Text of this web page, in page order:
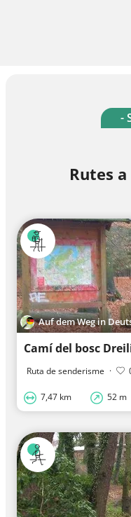
-
Rutes
Auf dem Weg in
Camí del bosc
Ruta de senderisme ·
7,47 km 52 m